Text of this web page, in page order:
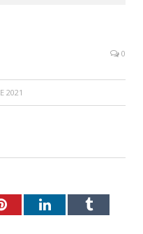
0
2021
PinterestLinkedInTumblr